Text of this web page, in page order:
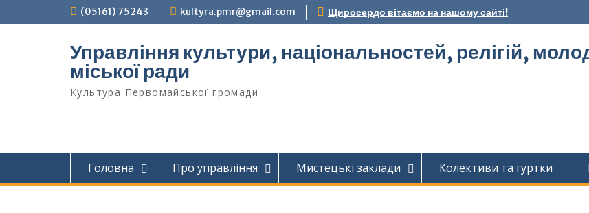
до
(05161) 75243 kultyra.pmr@gmail.com Щиросердо вітаємо на нашому сайті!
Управління культури, національностей, релігій,
міської ради
Культура Первомайcької громади
Головна Про управління Мистецькі заклади Колективи та гуртки